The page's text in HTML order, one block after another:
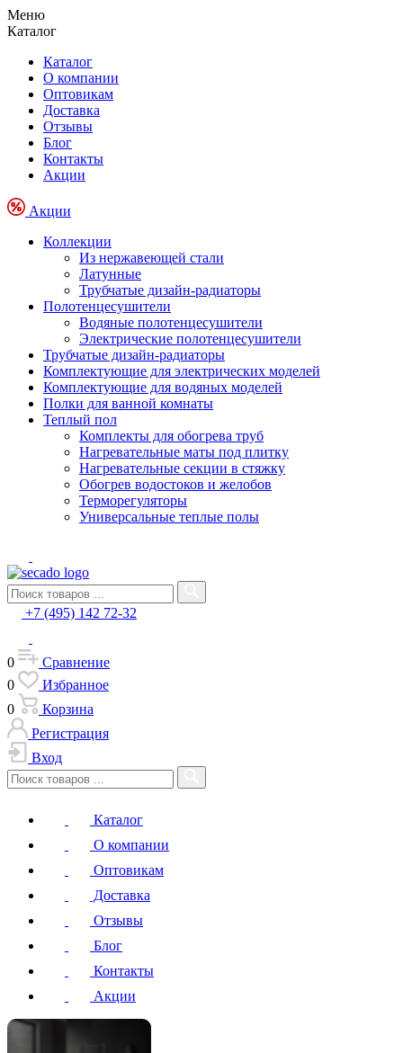
Меню
Каталог
Каталог
О компании
Оптовикам
Доставка
Отзывы
Блог
Контакты
Акции
Акции
Коллекции
Из нержавеющей стали
Латунные
Трубчатые дизайн-радиаторы
Полотенцесушители
Водяные полотенцесушители
Электрические полотенцесушители
Трубчатые дизайн-радиаторы
Комплектующие для электрических моделей
Комплектующие для водяных моделей
Полки для ванной комнаты
Теплый пол
Комплекты для обогрева труб
Нагревательные маты под плитку
Нагревательные секции в стяжку
Обогрев водостоков и желобов
Терморегуляторы
Универсальные теплые полы
+7 (495) 142 72-32
0
Сравнение
0
Избранное
0
Корзина
Регистрация
Вход
Каталог
О компании
Оптовикам
Доставка
Отзывы
Блог
Контакты
Акции